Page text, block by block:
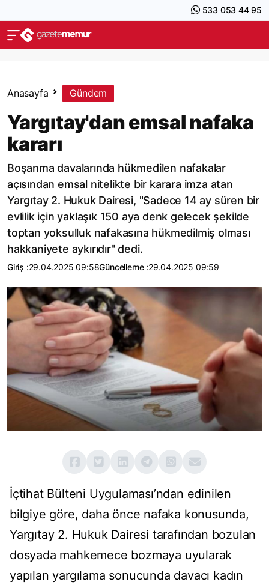
533 053 44 95
Anasayfa Gündem
Yargıtay'dan emsal nafaka
kararı
Boşanma davalarında hükmedilen nafakalar
açısından emsal nitelikte bir karara imza atan
Yargıtay 2. Hukuk Dairesi, "Sadece 14 ay süren bir
evlilik için yaklaşık 150 aya denk gelecek şekilde
toptan yoksulluk nafakasına hükmedilmiş olması
hakkaniyete aykırıdır" dedi.
Giriş :29.04.2025 09:58Güncelleme :29.04.2025 09:59
İçtihat Bülteni Uygulaması’ndan edinilen
bilgiye göre, daha önce nafaka konusunda,
Yargıtay 2. Hukuk Dairesi tarafından bozulan
dosyada mahkemece bozmaya uyularak
yapılan yargılama sonucunda davacı kadın